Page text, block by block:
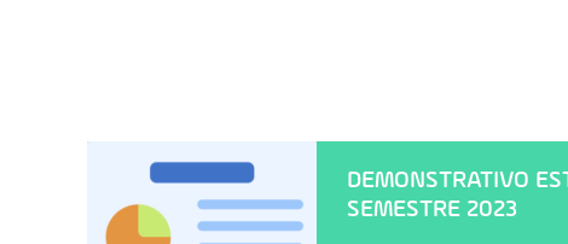
DEMONSTRATIVO
SEMESTRE 2023